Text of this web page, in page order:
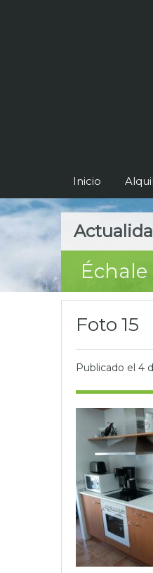
Inicio
Foto 15
Publicado el 4